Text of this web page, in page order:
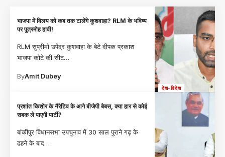
देश-विदेश
भाजपा में विलय को कब तक टालेंगे कुशवाहा? RLM के भविष्य
पर पुत्रमोह हावी!
RLM सुप्रीमो उपेंद्र कुशवाहा के बेटे दीपक प्रकाश
भाजपा कोटे की सीट…
ByAmit Dubey
प्रशांत किशोर के नैरेटिव के आगे बीजेपी बेबस, क्या हार से कोई
सबक ले पाएगी पार्टी?
बांकीपुर विधानसभा उपचुनाव में 30 साल पुराने गढ़ के
ढहने के बाद…